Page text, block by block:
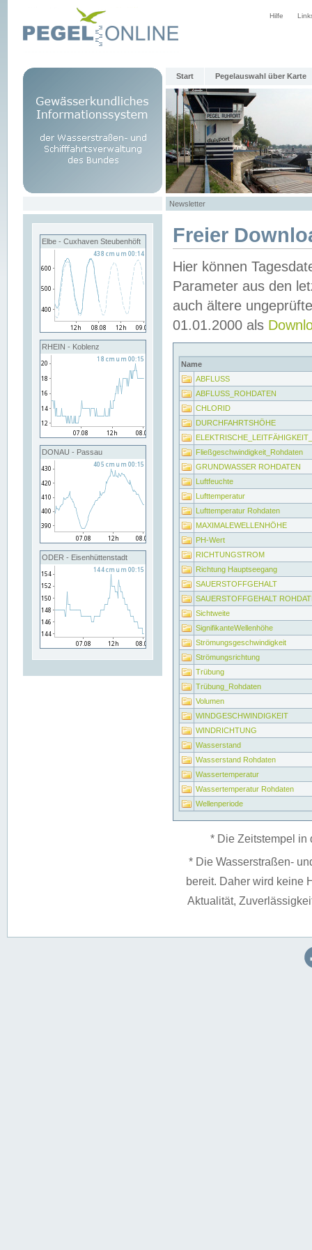
Hilfe
Start Pegelauswahl über Karte
Newsletter
Elbe - Cuxhaven Steubenhöft
RHEIN - Koblenz
DONAU - Passau
ODER - Eisenhüttenstadt
Freier
Hier können
Parameter aus den
auch ältere
01.01.2000 als
Name
ABFLUSS
ABFLUSS_ROHDATEN
CHLORID
DURCHFAHRTSHÖHE
Fließgeschwindigkeit_Rohdaten
GRUNDWASSER ROHDATEN
Luftfeuchte
Lufttemperatur
Lufttemperatur Rohdaten
MAXIMALEWELLENHÖHE
PH-Wert
RICHTUNGSTROM
Richtung Hauptseegang
SAUERSTOFFGEHALT
SAUERSTOFFGEHALT
Sichtweite
SignifikanteWellenhöhe
Strömungsgeschwindigkeit
Strömungsrichtung
Trübung
Trübung_Rohdaten
Volumen
WINDGESCHWINDIGKEIT
WINDRICHTUNG
Wasserstand
Wasserstand Rohdaten
Wassertemperatur
Wassertemperatur Rohdaten
Wellenperiode
* Die Zeitstempel in
* Die Wasserstraßen-
bereit. Daher wird keine
Aktualität,